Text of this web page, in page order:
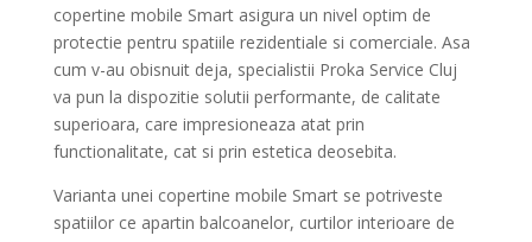
copertine mobile Smart asigura un nivel optim de
protectie pentru spatiile rezidentiale si comerciale. Asa
cum v-au obisnuit deja, specialistii Proka Service Cluj
va pun la dispozitie solutii performante, de calitate
superioara, care impresioneaza atat prin
functionalitate, cat si prin estetica deosebita.
Varianta unei copertine mobile Smart se potriveste
spatiilor ce apartin balcoanelor, curtilor interioare de